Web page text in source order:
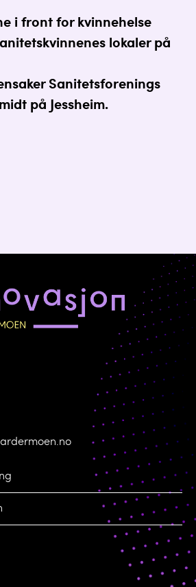
i front for kvinnehelse
Sanitetsforenings
på Jessheim.